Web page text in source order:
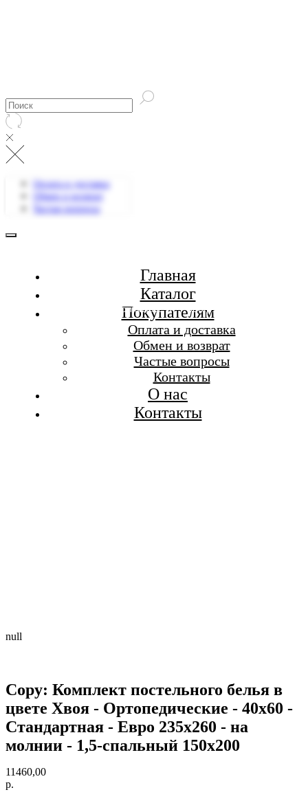
Бесплатная доставка при заказе от 7 000 р.
null
Оплата и доставка
Обмен и возврат
Частые вопросы
Главная
Каталог
Покупателям
Оплата и доставка
Обмен и возврат
Частые вопросы
Контакты
О нас
Контакты
Copy: Комплект постельного белья в
цвете Хвоя - Ортопедические - 40х60 -
Стандартная - Евро 235х260 - на
молнии - 1,5-спальный 150х200
11460,00
р.